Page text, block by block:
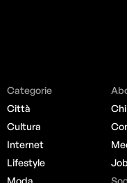
Categorie
Città
Cultura
Internet
Lifestyle
Moda